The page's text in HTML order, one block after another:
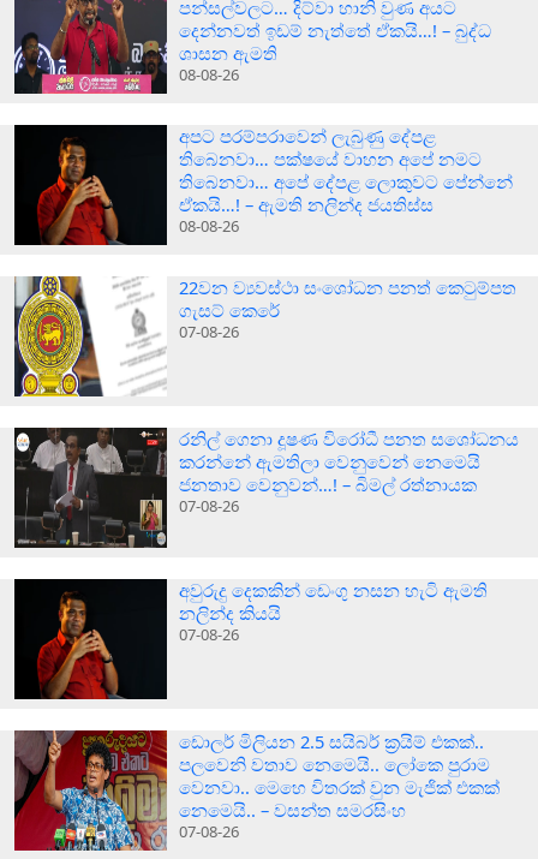
පන්සල්වලට… දිට්වා හානි වුණ අයට
දෙන්නවත් ඉඩම් නැත්තේ ඒකයි…! – බුද්ධ
ශාසන ඇමති
08-08-26
අපට පරම්පරාවෙන් ලැබුණු දේපළ
තිබෙනවා… පක්ෂයේ වාහන අපේ නමට
තිබෙනවා… අපේ දේපළ ලොකුවට පේන්නේ
ඒකයි…! – ඇමති නලින්ද ජයතිස්ස
08-08-26
22වන ව්‍යවස්ථා සංශෝධන පනත් කෙටුම්පත
ගැසට් කෙරේ
07-08-26
රනිල් ගෙනා දූෂණ විරෝධී පනත සශෝධනය
කරන්නේ ඇමතිලා වෙනුවෙන් නෙමෙයි
ජනතාව වෙනුවන්…! – බිමල් රත්නායක
07-08-26
අවුරුදු දෙකකින් ඩෙංගු නසන හැටි ඇමති
නලින්ද කියයි
07-08-26
ඩොලර් මිලියන 2.5 සයිබර් ක‍්‍රයිම් එකක්..
පලවෙනි වතාව නෙමෙයි.. ලෝකෙ පුරාම
වෙනවා.. මෙහෙ විතරක් වුන මැජික් එකක්
නෙමෙයි.. – වසන්ත සමරසිංහ
07-08-26